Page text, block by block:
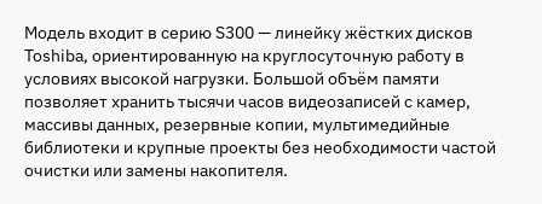
Модель входит в серию S300 — линейку жёстких дисков
Toshiba, ориентированную на круглосуточную работу в
условиях высокой нагрузки. Большой объём памяти
позволяет хранить тысячи часов видеозаписей с камер,
массивы данных, резервные копии, мультимедийные
библиотеки и крупные проекты без необходимости частой
очистки или замены накопителя.